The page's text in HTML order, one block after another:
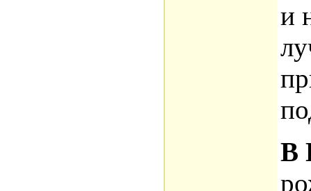
и
В